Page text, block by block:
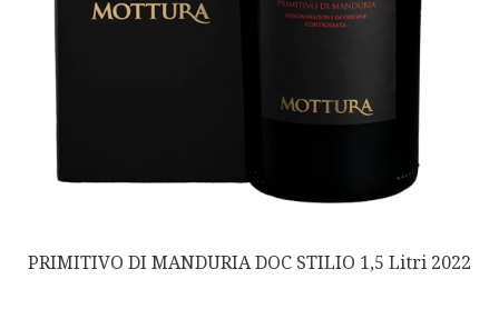
PRIMITIVO DI MANDURIA DOC STILIO 1,5 Litri 2022